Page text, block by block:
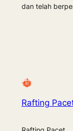
dan telah
Rafting